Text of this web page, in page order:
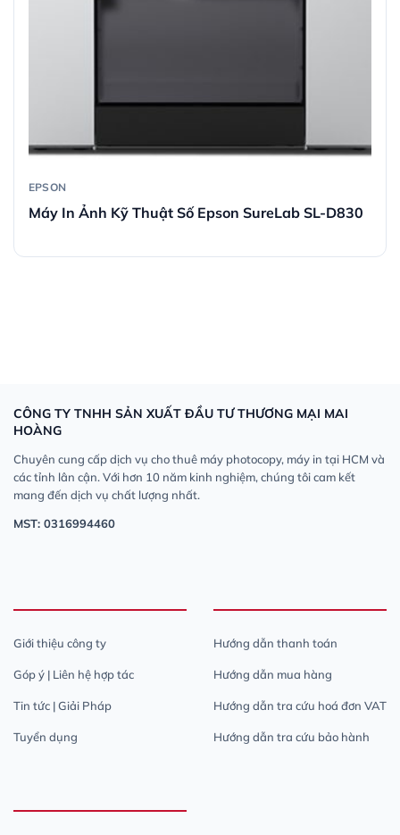
EPSON
Máy In Ảnh Kỹ Thuật Số Epson SureLab SL-D830
CÔNG TY TNHH SẢN XUẤT ĐẦU TƯ THƯƠNG MẠI MAI
HOÀNG
Chuyên cung cấp dịch vụ cho thuê máy photocopy, máy in tại HCM và
các tỉnh lân cận. Với hơn 10 năm kinh nghiệm, chúng tôi cam kết
mang đến dịch vụ chất lượng nhất.
MST: 0316994460
Giới thiệu công ty
Góp ý | Liên hệ hợp tác
Tin tức | Giải Pháp
Tuyển dụng
Hướng dẫn thanh toán
Hướng dẫn mua hàng
Hướng dẫn tra cứu hoá đơn VAT
Hướng dẫn tra cứu bảo hành